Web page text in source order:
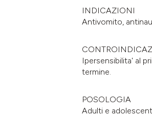
INDICAZIONI
Antivomito,
Ipersensibilita' al
termine.
POSOLOGIA
Adulti e